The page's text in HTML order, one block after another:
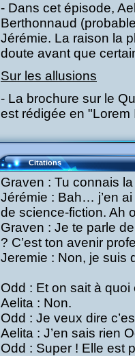
- Dans cet épisode,
Berthonnaud
Jérémie. La raison la
doute avant que
Sur les allusions
- La brochure sur le
est rédigée en "Lorem
Citations
Graven : Tu connais
Jérémie : Bah… j’en
de science-fiction. Ah
Graven : Je te parle
? C’est ton avenir
Jeremie : Non, je suis
Odd : Et on sait à
Aelita : Non.
Odd : Je veux dire
Aelita : J’en sais rien
Odd : Super ! Elle est